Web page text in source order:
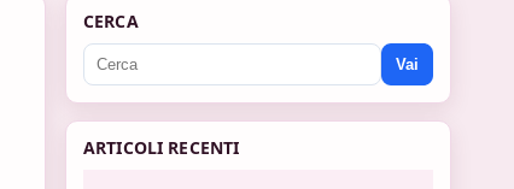
CERCA
Vai
ARTICOLI RECENTI